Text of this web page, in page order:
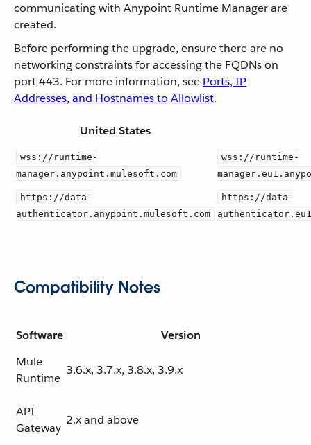
communicating with Anypoint Runtime Manager are
created.
Before performing the upgrade, ensure there are no
networking constraints for accessing the FQDNs on
port 443. For more information, see Ports, IP
Addresses, and Hostnames to Allowlist.
United States
wss://runtime-
manager.anypoint.mulesoft.com
https://data-
authenticator.anypoint.mulesoft.com
wss://runtime-
https://data-
Compatibility Notes
Software
Version
Mule
Runtime
3.6.x, 3.7.x, 3.8.x, 3.9.x
API
Gateway
2.x and above